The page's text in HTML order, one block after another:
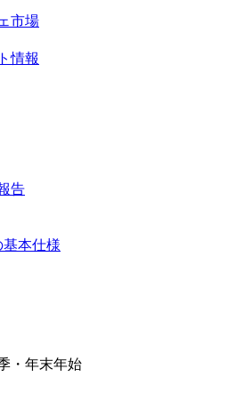
市場
情報
告
本仕様
・年末年始